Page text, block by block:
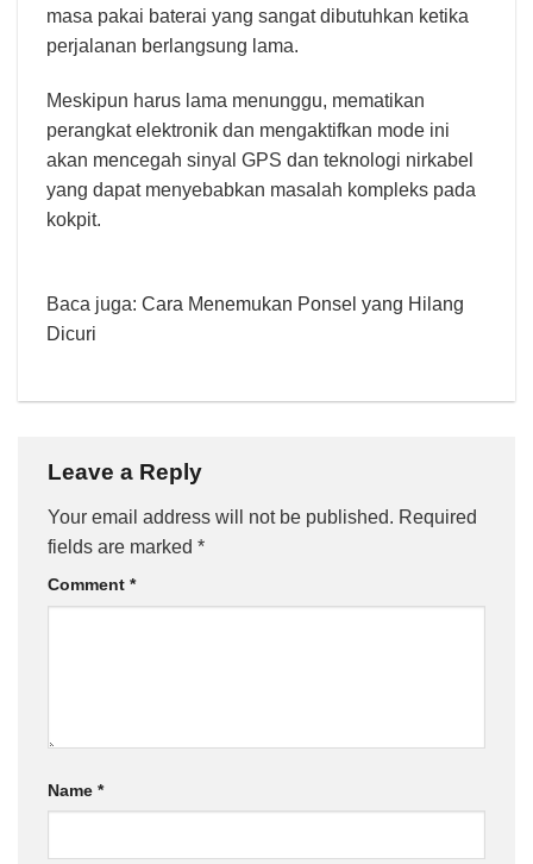
masa pakai baterai yang sangat dibutuhkan ketika
perjalanan berlangsung lama.
Meskipun harus lama menunggu, mematikan
perangkat elektronik dan mengaktifkan mode ini
akan mencegah sinyal GPS dan teknologi nirkabel
yang dapat menyebabkan masalah kompleks pada
kokpit.
Baca juga: Cara Menemukan Ponsel yang Hilang
Dicuri
Leave a Reply
Your email address will not be published. Required
fields are marked *
Comment *
Name *